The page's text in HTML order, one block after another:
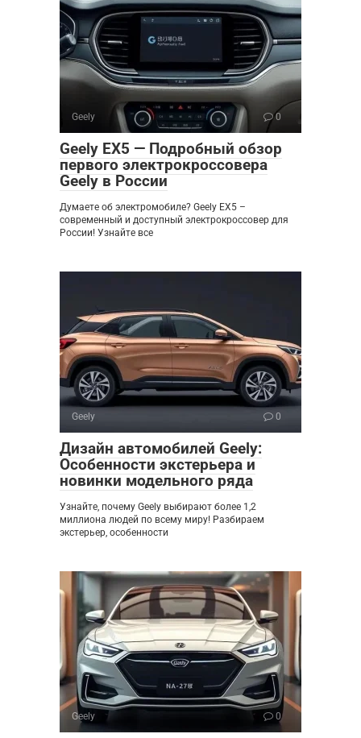
Geely 0
Geely EX5 — Подробный обзор
первого электрокроссовера
Geely в России
Думаете об электромобиле? Geely EX5 –
современный и доступный электрокроссовер для
России! Узнайте все
Geely 0
Дизайн автомобилей Geely:
Особенности экстерьера и
новинки модельного ряда
Узнайте, почему Geely выбирают более 1,2
миллиона людей по всему миру! Разбираем
экстерьер, особенности
Geely 0